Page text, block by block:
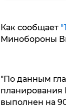
Как сообщает
Минобороны
"По данным
планирования
выполнен на